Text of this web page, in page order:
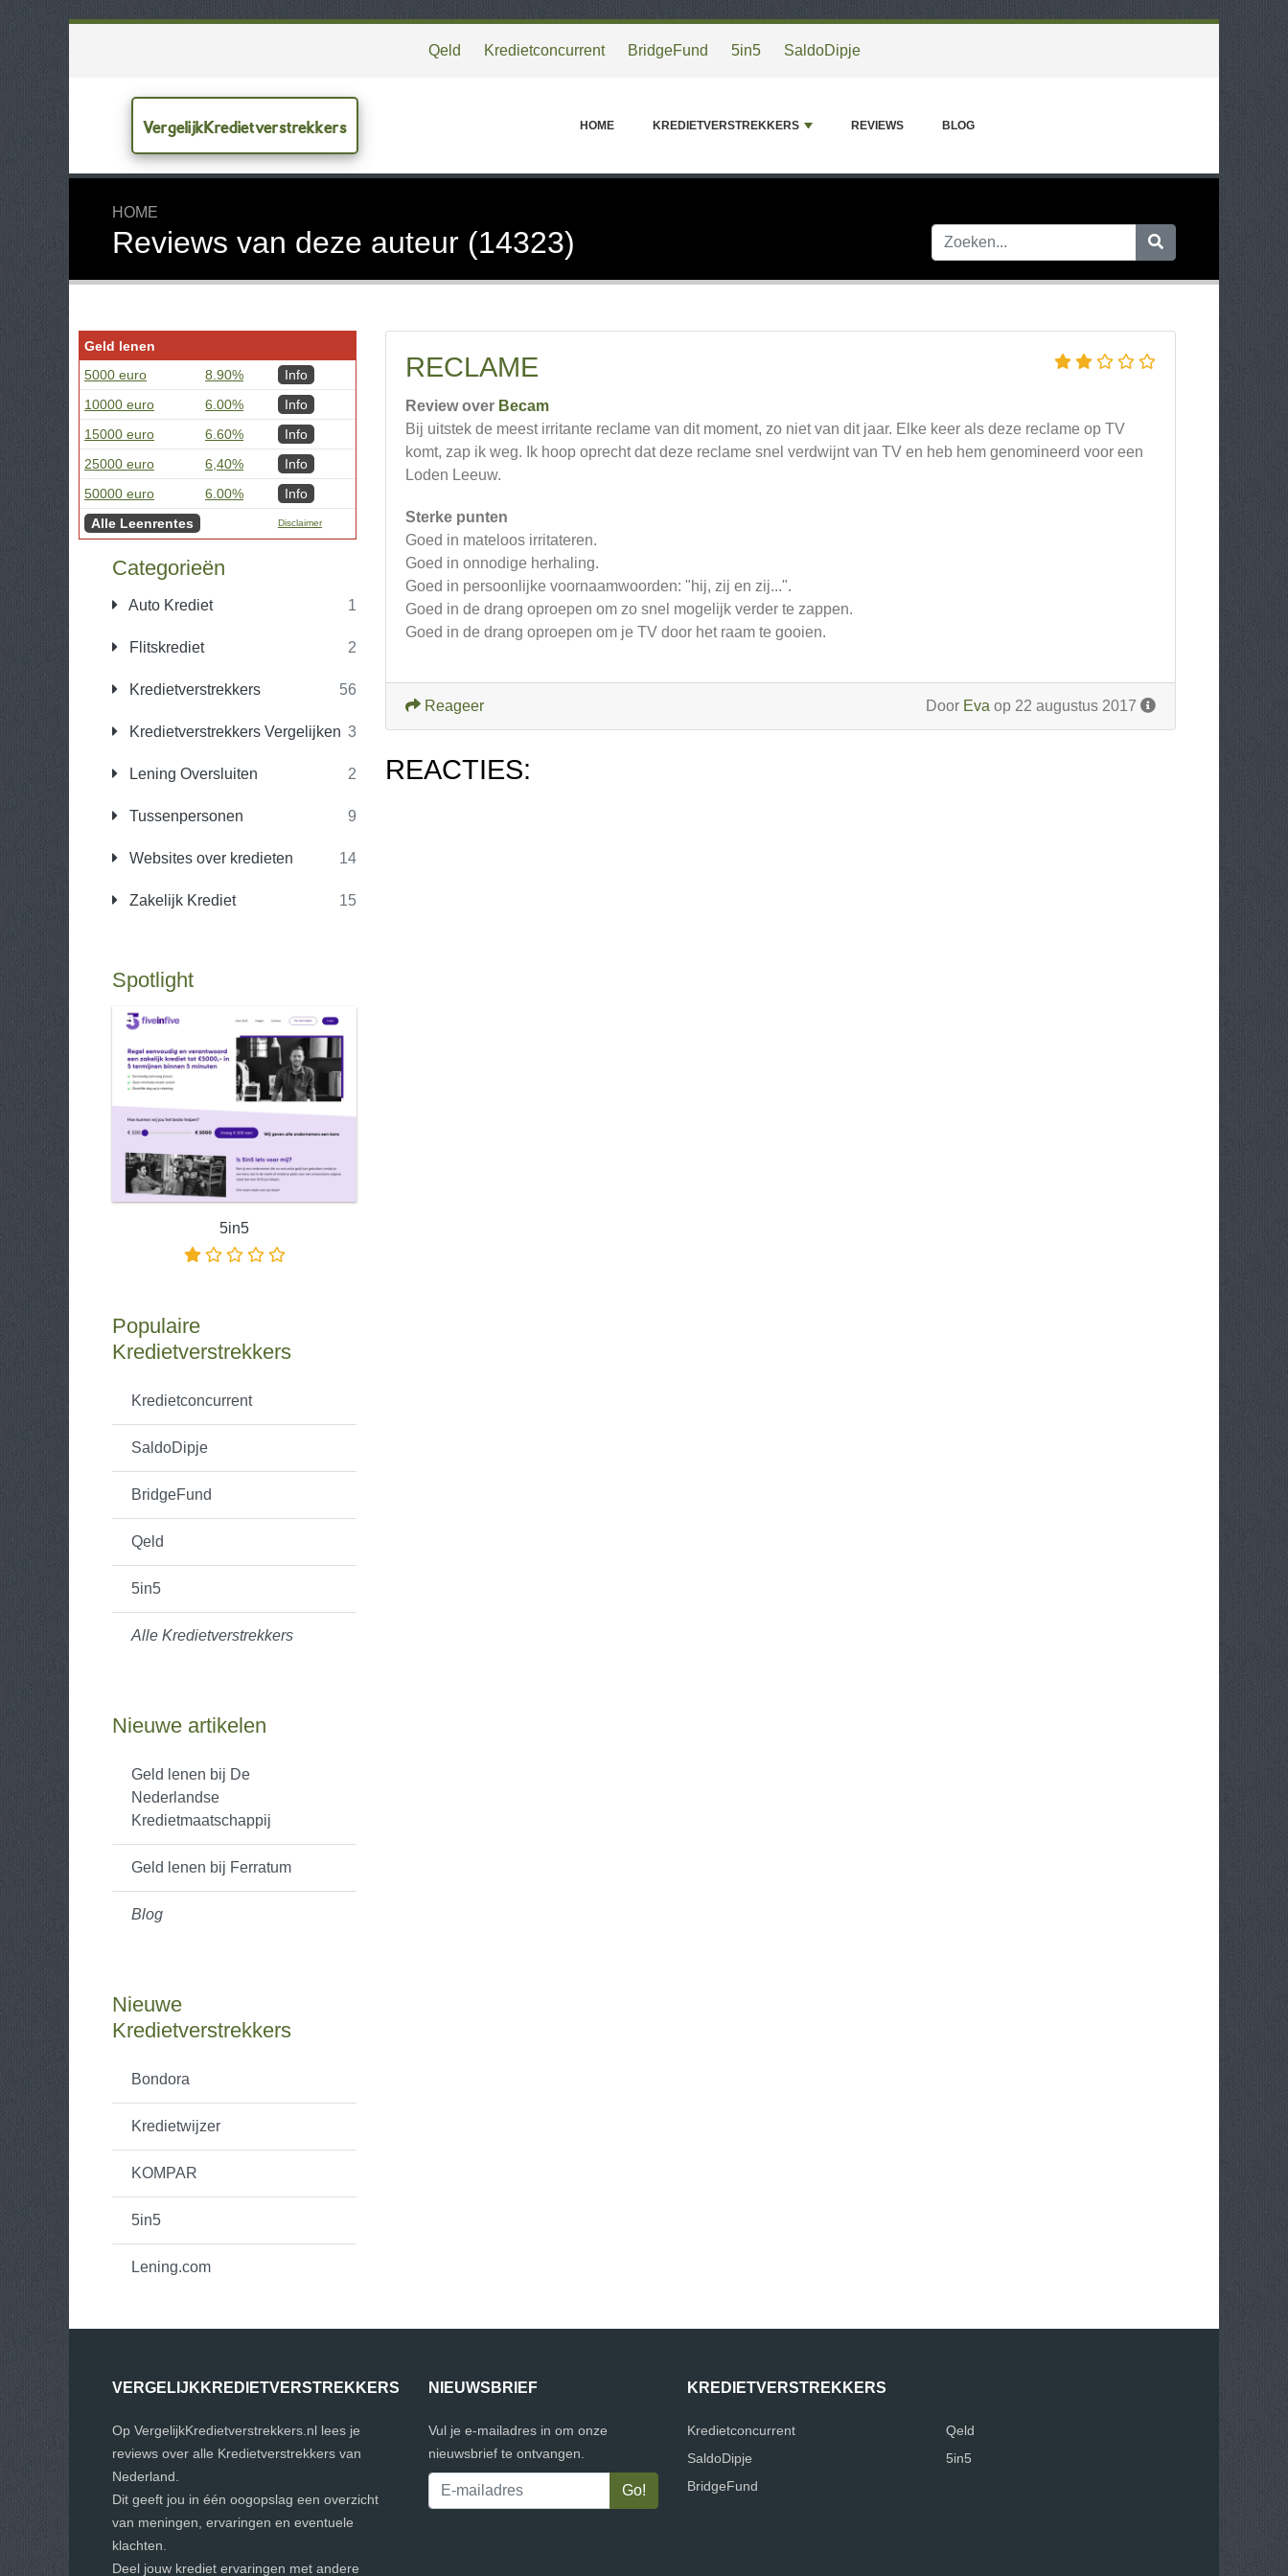
Qeld Kredietconcurrent BridgeFund 5in5 SaldoDipje
VergelijkKredietverstrekkers HOME KREDIETVERSTREKKERS REVIEWS BLOG
HOME
Reviews van deze auteur (14323)
Geld lenen
5000 euro
8.90%
Info
10000 euro
6.00%
Info
15000 euro
6.60%
Info
25000 euro
6,40%
Info
50000 euro
6.00%
Info
Alle Leenrentes
Disclaimer
Categorieën
Auto Krediet 1
Flitskrediet 2
Kredietverstrekkers 56
Kredietverstrekkers Vergelijken 3
Lening Oversluiten 2
Tussenpersonen 9
Websites over kredieten 14
Zakelijk Krediet 15
Spotlight
5in5
Populaire
Kredietverstrekkers
Kredietconcurrent
SaldoDipje
BridgeFund
Qeld
5in5
Alle Kredietverstrekkers
Nieuwe artikelen
Geld lenen bij De
Nederlandse
Kredietmaatschappij
Geld lenen bij Ferratum
Blog
Nieuwe
Kredietverstrekkers
Bondora
Kredietwijzer
KOMPAR
5in5
Lening.com
RECLAME
Review over Becam
Bij uitstek de meest irritante reclame van dit moment, zo niet van dit jaar. Elke keer als deze reclame op TV
komt, zap ik weg. Ik hoop oprecht dat deze reclame snel verdwijnt van TV en heb hem genomineerd voor een
Loden Leeuw.
Sterke punten
Goed in mateloos irritateren.
Goed in onnodige herhaling.
Goed in persoonlijke voornaamwoorden: "hij, zij en zij...".
Goed in de drang oproepen om zo snel mogelijk verder te zappen.
Goed in de drang oproepen om je TV door het raam te gooien.
Door Eva op 22 augustus 2017
Reageer
REACTIES:
VERGELIJKKREDIETVERSTREKKERS
Op VergelijkKredietverstrekkers.nl lees je
reviews over alle Kredietverstrekkers van
Nederland.
Dit geeft jou in één oogopslag een overzicht
van meningen, ervaringen en eventuele
klachten.
Deel jouw krediet ervaringen met andere
NIEUWSBRIEF
Vul je e-mailadres in om onze
nieuwsbrief te ontvangen.
KREDIETVERSTREKKERS
Kredietconcurrent
SaldoDipje
BridgeFund
Qeld
5in5